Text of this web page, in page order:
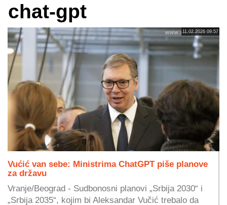
chat-gpt
11.02.2026 09:57
Vućić van sebe: Ministrima ChatGPT piše planove
za državu
Vranje/Beograd - Sudbonosni planovi „Srbija 2030“ i
„Srbija 2035“, kojim bi Aleksandar Vučić trebalo da